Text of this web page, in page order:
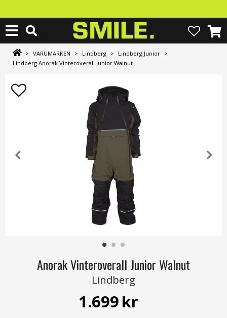
> VARUMÄRKEN > Lindberg > Lindberg Junior >
Lindberg Anorak Vinteroverall Junior Walnut
Anorak Vinteroverall Junior Walnut
Lindberg
1.699kr